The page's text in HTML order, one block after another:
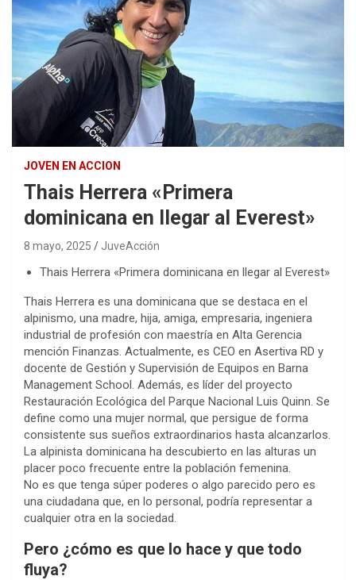
JOVEN EN ACCION
Thais Herrera «Primera
dominicana en llegar al Everest»
8 mayo, 2025 JuveAcción
Thais Herrera «Primera dominicana en llegar al Everest»
Thais Herrera es una dominicana que se destaca en el
alpinismo, una madre, hija, amiga, empresaria, ingeniera
industrial de profesión con maestría en Alta Gerencia
mención Finanzas. Actualmente, es CEO en Asertiva RD y
docente de Gestión y Supervisión de Equipos en Barna
Management School. Además, es líder del proyecto
Restauración Ecológica del Parque Nacional Luis Quinn. Se
define como una mujer normal, que persigue de forma
consistente sus sueños extraordinarios hasta alcanzarlos.
La alpinista dominicana ha descubierto en las alturas un
placer poco frecuente entre la población femenina.
No es que tenga súper poderes o algo parecido pero es
una ciudadana que, en lo personal, podría representar a
cualquier otra en la sociedad.
Pero ¿cómo es que lo hace y que todo
fluya?